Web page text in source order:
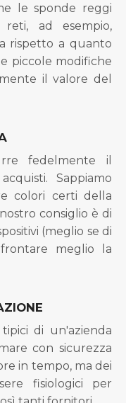
le sponde reggi
ad esempio,
rispetto a quanto
piccole modifiche
il valore del
fedelmente il
Sappiamo
colori certi della
consiglio è di
(meglio se di
meglio la
di un'azienda
con sicurezza
in tempo, ma dei
fisiologici per